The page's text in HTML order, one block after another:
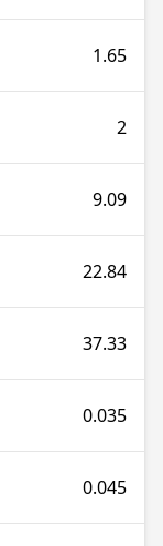
1.65
2
9.09
22.84
37.33
0.035
0.045